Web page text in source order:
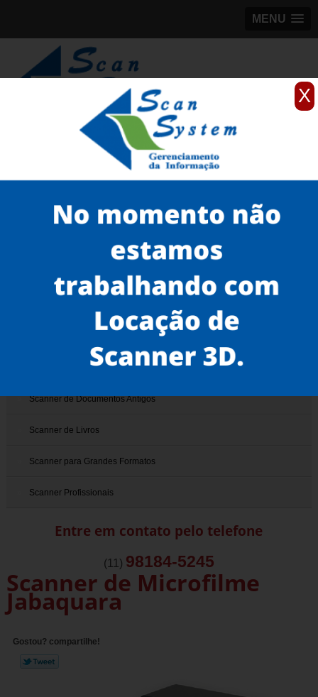
X
MENU
98184-5245
Microfilmagem
microfilme de sais de prata
scanner de microfilme Jabaquara
Serviços
Scanner de Documentos
Scanner de Documentos Antigos
Scanner de Livros
Scanner para Grandes Formatos
Scanner Profissionais
Entre em contato pelo telefone
(11) 98184-5245
Scanner de Microfilme
Jabaquara
Gostou? compartilhe!